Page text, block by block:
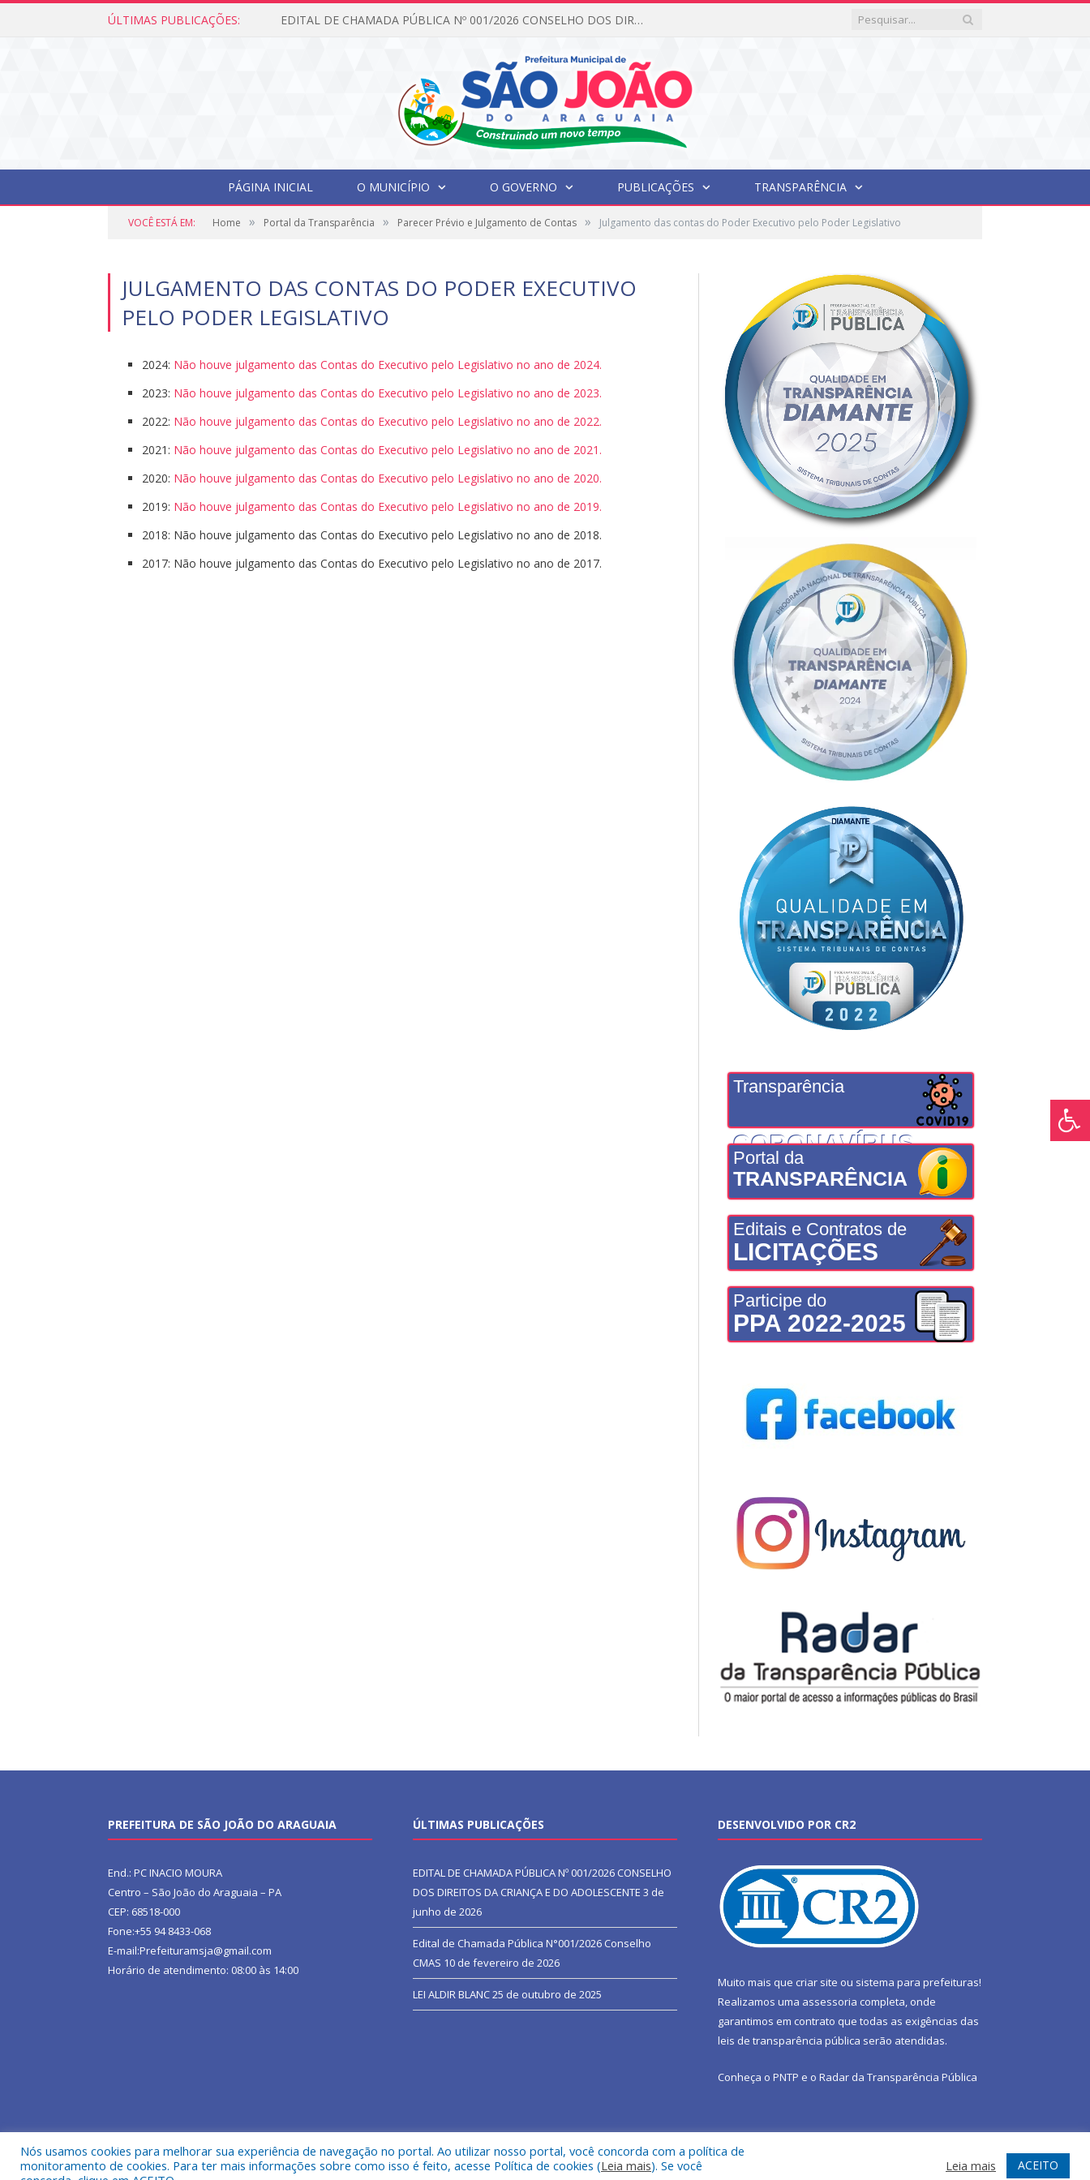
ÚLTIMAS PUBLICAÇÕES: EDITAL DE CHAMADA PÚBLICA Nº 001/2026 CONSELHO DOS DIREITOS DA CRIANÇA E DO ADOLESCENTE
PÁGINA INICIAL O MUNICÍPIO O GOVERNO PUBLICAÇÕES TRANSPARÊNCIA
VOCÊ ESTÁ EM: Home » Portal da Transparência » Parecer Prévio e Julgamento de Contas » Julgamento das contas do Poder Executivo pelo Poder Legislativo
JULGAMENTO DAS CONTAS DO PODER EXECUTIVO
PELO PODER LEGISLATIVO
2024: Não houve julgamento das Contas do Executivo pelo Legislativo no ano de 2024.
2023: Não houve julgamento das Contas do Executivo pelo Legislativo no ano de 2023.
2022: Não houve julgamento das Contas do Executivo pelo Legislativo no ano de 2022.
2021: Não houve julgamento das Contas do Executivo pelo Legislativo no ano de 2021.
2020: Não houve julgamento das Contas do Executivo pelo Legislativo no ano de 2020.
2019: Não houve julgamento das Contas do Executivo pelo Legislativo no ano de 2019.
2018: Não houve julgamento das Contas do Executivo pelo Legislativo no ano de 2018.
2017: Não houve julgamento das Contas do Executivo pelo Legislativo no ano de 2017.
Transparência
CORONAVÍRUS
Portal da
TRANSPARÊNCIA
Editais e Contratos de
LICITAÇÕES
Participe do
PPA 2022-2025
PREFEITURA DE SÃO JOÃO DO ARAGUAIA
End.: PC INACIO MOURA
Centro – São João do Araguaia – PA
CEP: 68518-000
Fone:+55 94 8433-068
E-mail:Prefeituramsja@gmail.com
Horário de atendimento: 08:00 às 14:00
ÚLTIMAS PUBLICAÇÕES
EDITAL DE CHAMADA PÚBLICA Nº 001/2026 CONSELHO
DOS DIREITOS DA CRIANÇA E DO ADOLESCENTE 3 de
junho de 2026
Edital de Chamada Pública N°001/2026 Conselho
CMAS 10 de fevereiro de 2026
LEI ALDIR BLANC25 de outubro de 2025
DESENVOLVIDO POR CR2
Muito mais que criar site ou sistema para prefeituras!
Realizamos uma assessoria completa, onde
garantimos em contrato que todas as exigências das
leis de transparência pública serão atendidas.
Conheça o PNTP e o Radar da Transparência Pública
Todos os direitos reservados a Prefeitura Municipal de São João do Araguaia. Mapa do Site Acessar Webmail
Nós usamos cookies para melhorar sua experiência de navegação no portal. Ao utilizar nosso portal, você concorda com a política de
monitoramento de cookies. Para ter mais informações sobre como isso é feito, acesse Política de cookies (Leia mais). Se você
Leia mais ACEITO